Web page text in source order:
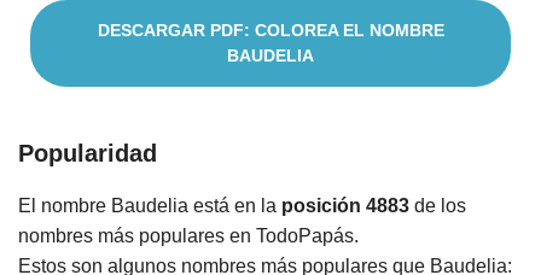
DESCARGAR PDF: COLOREA EL NOMBRE
BAUDELIA
Popularidad
El nombre Baudelia está en la posición 4883 de los
nombres más populares en TodoPapás.
Estos son algunos nombres más populares que Baudelia: